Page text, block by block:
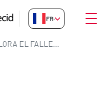
llora el
FR-FR
EL MUNDO DEL AGUA LLORA EL FALLECIMIENTO DE CATARINA DE ALBUQUERQUE, DEFENSORA INCANSABLE DE LOS DERECHOS HUMANOS AL AGUA Y AL SANEAMIENTO.